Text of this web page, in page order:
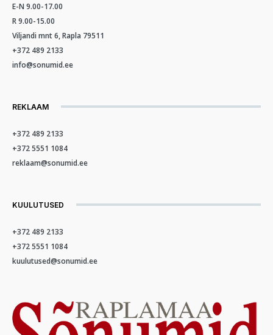
E-N 9.00-17.00
R 9.00-15.00
Viljandi mnt 6, Rapla 79511
+372 489 2133
info@sonumid.ee
REKLAAM
+372 489 2133
+372 5551 1084
reklaam@sonumid.ee
KUULUTUSED
+372 489 2133
+372 5551 1084
kuulutused@sonumid.ee